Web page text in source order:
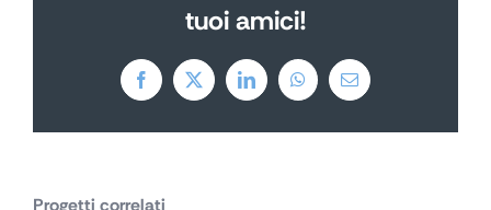
tuoi amici!
Facebook
X LinkedInWhatsApp
Email